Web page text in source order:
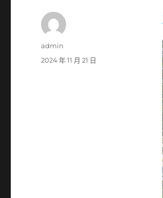
作
admin
發
2024 年 11 月 21 日